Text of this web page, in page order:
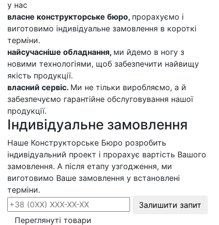
у нас
власне конструкторське бюро, прорахуємо і
виготовимо індивідуальне замовлення в короткі
терміни.
найсучасніше обладнання, ми йдемо в ногу з
новими технологіями, щоб забезпечити найвищу
якість продукції.
власний сервіс. Ми не тільки виробляємо, а й
забезпечуємо гарантійне обслуговування нашої
продукції.
Індивідуальне замовлення
Наше Конструкторське Бюро розробить
індивідуальний проект і прорахує вартість Вашого
замовлення. А після етапу узгодження, ми
виготовимо Ваше замовлення у встановлені
терміни.
Залишити запит
Переглянуті товари